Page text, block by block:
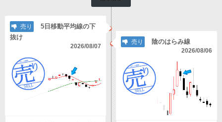
売り
5日移動平均線の下
抜け
2026/08/07
売り 陰のはらみ線
2026/08/06